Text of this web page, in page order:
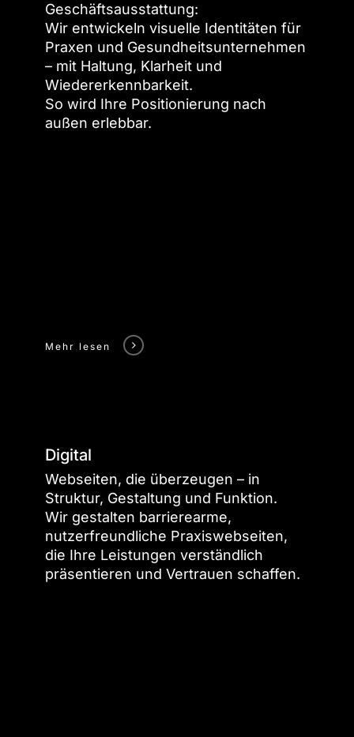
Geschäftsausstattung:
Wir entwickeln visuelle Identitäten für
Praxen und Gesundheitsunternehmen
– mit Haltung, Klarheit und
Wiedererkennbarkeit.
So wird Ihre Positionierung nach
außen erlebbar.
Mehr lesen
Digital
Webseiten, die überzeugen – in
Struktur, Gestaltung und Funktion.
Wir gestalten barrierearme,
nutzerfreundliche Praxiswebseiten,
die Ihre Leistungen verständlich
präsentieren und Vertrauen schaffen.